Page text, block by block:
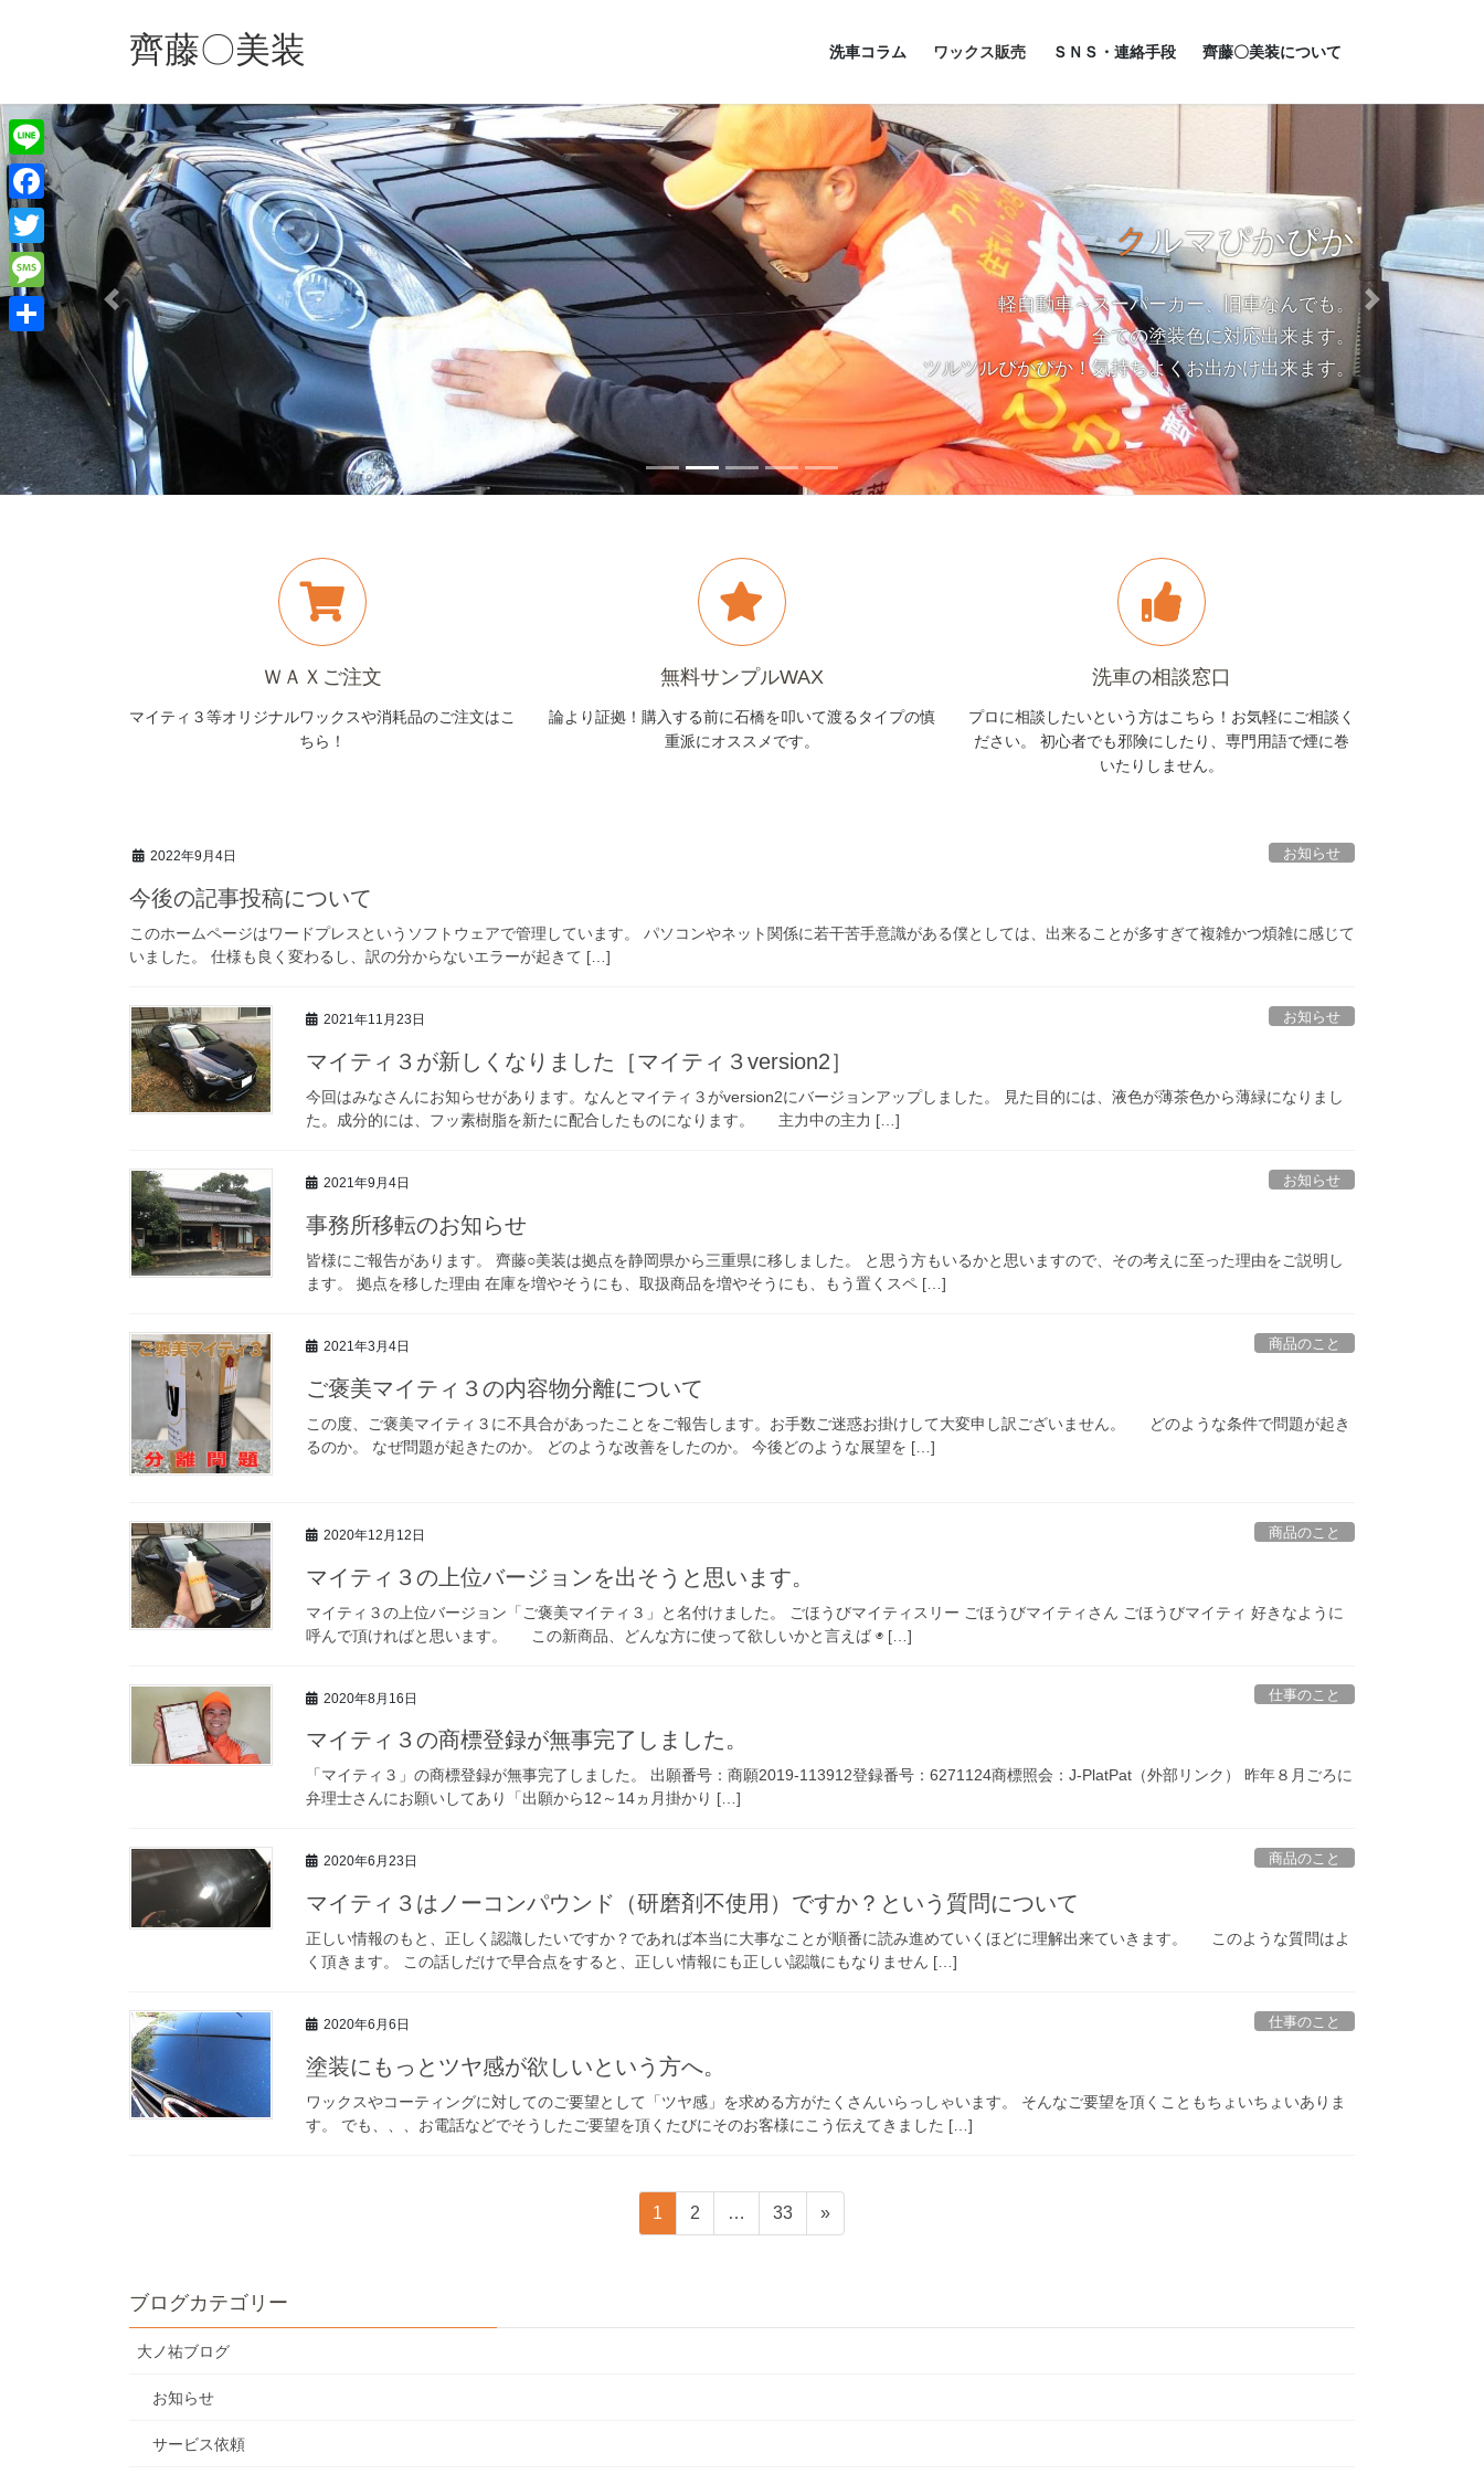
ツ
へ
ス
キ
ッ
プ
シ
ョ
ン
に
移
動
齊藤〇美装 洗車コラム ワックス販売 ＳＮＳ・連絡手段 齊藤〇美装について
クルマぴかぴか
軽自動車～スーパーカー、旧車なんでも。
全ての塗装色に対応出来ます。
ツルツルぴかぴか！気持ちよくお出かけ出来ます。
Previous Next
ＷＡＸご注文
マイティ３等オリジナルワックスや消耗品のご注文はこ
ちら！
無料サンプルWAX
論より証拠！購入する前に石橋を叩いて渡るタイプの慎
重派にオススメです。
洗車の相談窓口
プロに相談したいという方はこちら！お気軽にご相談く
ださい。 初心者でも邪険にしたり、専門用語で煙に巻
いたりしません。
2022年9月4日 お知らせ
今後の記事投稿について
このホームページはワードプレスというソフトウェアで管理しています。 パソコンやネット関係に若干苦手意識がある僕としては、出来ることが多すぎて複雑かつ煩雑に感じて
いました。 仕様も良く変わるし、訳の分からないエラーが起きて […]
2021年11月23日 お知らせ
マイティ３が新しくなりました［マイティ３version2］
今回はみなさんにお知らせがあります。なんとマイティ３がversion2にバージョンアップしました。 見た目的には、液色が薄茶色から薄緑になりまし
た。成分的には、フッ素樹脂を新たに配合したものになります。 主力中の主力 […]
2021年9月4日 お知らせ
事務所移転のお知らせ
皆様にご報告があります。 齊藤○美装は拠点を静岡県から三重県に移しました。 と思う方もいるかと思いますので、その考えに至った理由をご説明し
ます。 拠点を移した理由 在庫を増やそうにも、取扱商品を増やそうにも、もう置くスペ […]
2021年3月4日 商品のこと
ご褒美マイティ３の内容物分離について
この度、ご褒美マイティ３に不具合があったことをご報告します。お手数ご迷惑お掛けして大変申し訳ございません。 どのような条件で問題が起き
るのか。 なぜ問題が起きたのか。 どのような改善をしたのか。 今後どのような展望を […]
2020年12月12日 商品のこと
マイティ３の上位バージョンを出そうと思います。
マイティ３の上位バージョン「ご褒美マイティ３」と名付けました。 ごほうびマイティスリー ごほうびマイティさん ごほうびマイティ 好きなように
呼んで頂ければと思います。 この新商品、どんな方に使って欲しいかと言えば ◉ […]
2020年8月16日 仕事のこと
マイティ３の商標登録が無事完了しました。
「マイティ３」の商標登録が無事完了しました。 出願番号：商願2019-113912登録番号：6271124商標照会：J-PlatPat（外部リンク） 昨年８月ごろに
弁理士さんにお願いしてあり「出願から12～14ヵ月掛かり […]
2020年6月23日 商品のこと
マイティ３はノーコンパウンド（研磨剤不使用）ですか？という質問について
正しい情報のもと、正しく認識したいですか？であれば本当に大事なことが順番に読み進めていくほどに理解出来ていきます。 このような質問はよ
く頂きます。 この話しだけで早合点をすると、正しい情報にも正しい認識にもなりません […]
2020年6月6日 仕事のこと
塗装にもっとツヤ感が欲しいという方へ。
ワックスやコーティングに対してのご要望として「ツヤ感」を求める方がたくさんいらっしゃいます。 そんなご要望を頂くこともちょいちょいありま
す。 でも、、、お電話などでそうしたご要望を頂くたびにそのお客様にこう伝えてきました […]
ナ
ビ
ゲ
ー
固
定
ジ
1
固
定
ジ
2 …
固
定
ジ
33 »
ブログカテゴリー
大ノ祐ブログ
お知らせ
サービス依頼
L
i
n
e
F
a
c
e
T
w
i
t
r
M
e
s
s
g
共
有